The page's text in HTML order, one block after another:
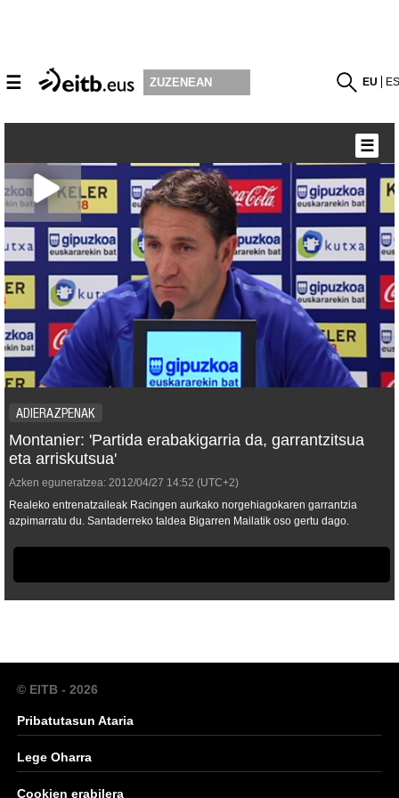
☰ ZUZENEAN EU
ADIERAZPENAK
Montanier: 'Partida erabakigarria da, garrantzitsua
eta arriskutsua'
Azken eguneratzea: 2012/04/27 14:52 (UTC+2)
Realeko entrenatzaileak Racingen aurkako norgehiagokaren garrantzia
azpimarratu du. Santaderreko taldea Bigarren Mailatik oso gertu dago.
☰
© EITB - 2026
Pribatutasun Ataria
Lege Oharra
Cookien erabilera